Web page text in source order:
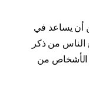
أن يساعد في
من ذكر
الأشخاص من